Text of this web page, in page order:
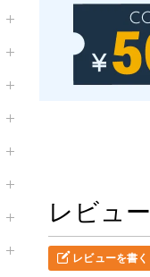
レビュー
レビューを書く